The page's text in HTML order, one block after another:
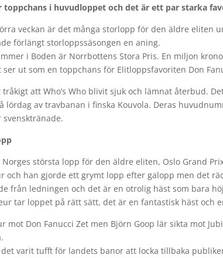
toppchans i huvudloppet och det är ett par starka
veckan är det många storlopp för den äldre eliten
förlängt storloppssäsongen en aning.
i Boden är Norrbottens Stora Pris. En miljon
ser ut som en toppchans för Elitloppsfavoriten Don
tråkigt att Who’s Who blivit sjuk och lämnat återbud.
lördag av travbanan i finska Kouvola. Deras
största lopp för den äldre eliten, Oslo Grand
och han gjorde ett grymt lopp efter galopp men det
från ledningen och det är en otrolig häst som bara
tar loppet på rätt sätt, det är en fantastisk häst och
mot Don Fanucci Zet men Björn Goop lär sikta mot
varit tufft för landets banor att locka tillbaka